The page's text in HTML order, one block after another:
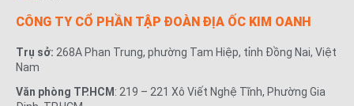
CÔNG TY CỔ PHẦN TẬP ĐOÀN ĐỊA ỐC KIM OANH
Trụ sở: 268A Phan Trung, phường Tam Hiệp, tỉnh Đồng Nai, Việt
Nam
Văn phòng TP.HCM : 219 – 221 Xô Viết Nghệ Tĩnh, Phường Gia